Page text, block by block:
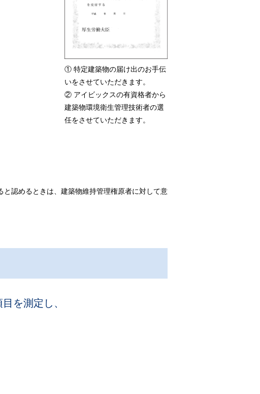
① 特定建築物の届け出のお手伝
いをさせていただきます。
② アイビックスの有資格者から
建築物環境衛生管理技術者の選
任をさせていただきます。
認めるときは、建築物維持管理権原者に対して意
を測定し、